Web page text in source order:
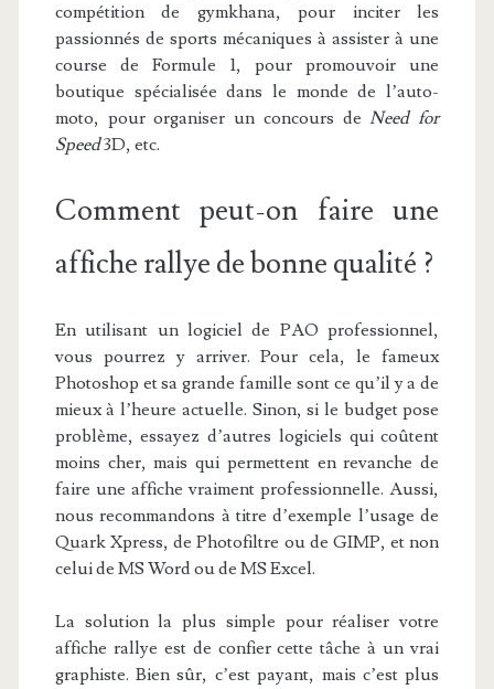
compétition de gymkhana, pour inciter les
passionnés de sports mécaniques à assister à une
course de Formule 1, pour promouvoir une
boutique spécialisée dans le monde de l’auto-
moto, pour organiser un concours deNeed for
Speed3D, etc.
Comment peut-on faire une
affiche rallye de bonne qualité ?
En utilisant un logiciel de PAO professionnel,
vous pourrez y arriver. Pour cela, le fameux
Photoshop et sa grande famille sont ce qu’il y a de
mieux à l’heure actuelle. Sinon, si le budget pose
problème, essayez d’autres logiciels qui coûtent
moins cher, mais qui permettent en revanche de
faire une affiche vraiment professionnelle. Aussi,
nous recommandons à titre d’exemple l’usage de
Quark Xpress, de Photofiltre ou de GIMP, et non
celui de MS Word ou de MS Excel.
La solution la plus simple pour réaliser votre
affiche rallye est de confier cette tâche à un vrai
graphiste. Bien sûr, c’est payant, mais c’est plus